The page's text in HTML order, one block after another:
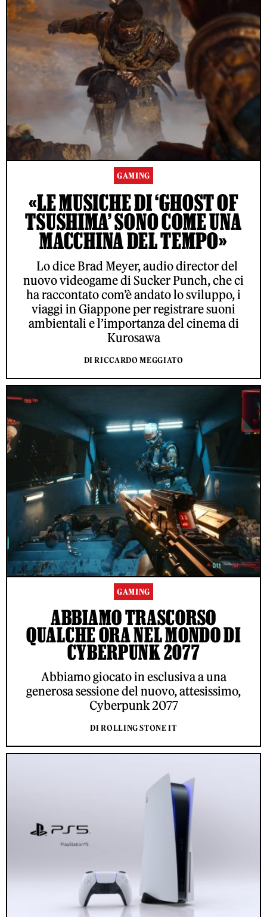
GAMING
«LE MUSICHE DI ‘GHOST OF
TSUSHIMA’ SONO COME UNA
MACCHINA DEL TEMPO»
Lo dice Brad Meyer, audio director del
nuovo videogame di Sucker Punch, che ci
ha raccontato com’è andato lo sviluppo, i
viaggi in Giappone per registrare suoni
ambientali e l’importanza del cinema di
Kurosawa
DI RICCARDO MEGGIATO
GAMING
ABBIAMO TRASCORSO
QUALCHE ORA NEL MONDO DI
CYBERPUNK 2077
Abbiamo giocato in esclusiva a una
generosa sessione del nuovo, attesissimo,
Cyberpunk 2077
DI ROLLING STONE IT